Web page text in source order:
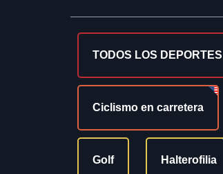
TODOS LOS DEPORTES
Ciclismo en carretera
Golf Halterofilia